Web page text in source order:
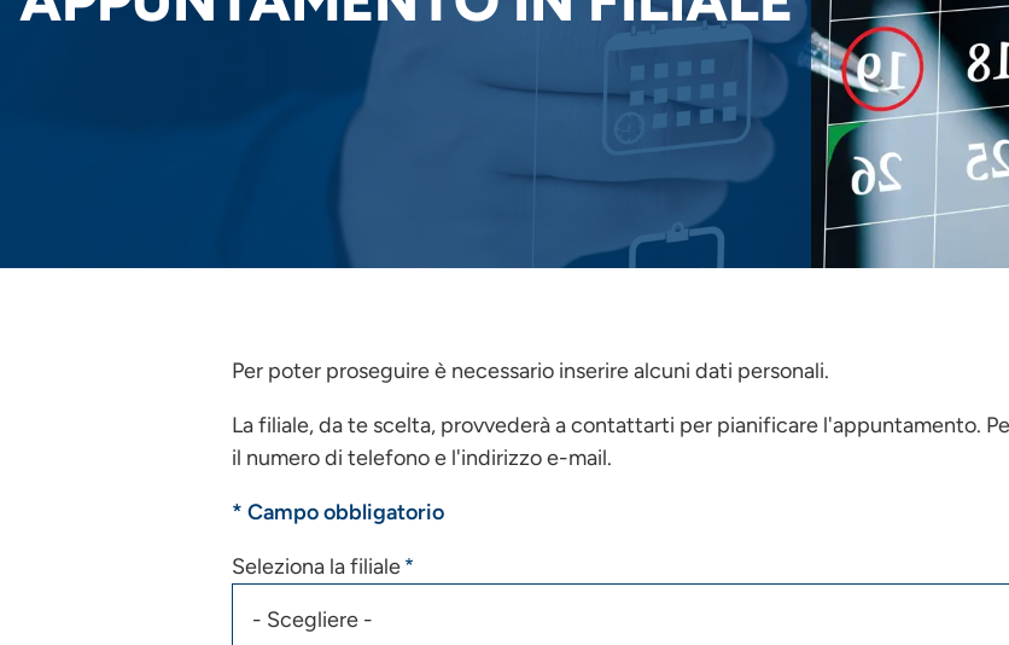
Per poter proseguire è necessario inserire alcuni dati personali.
La filiale, da te scelta, provvederà a contattarti per pianificare l'appuntamento.
il numero di telefono e l'indirizzo e-mail.
* Campo obbligatorio
Seleziona la filiale